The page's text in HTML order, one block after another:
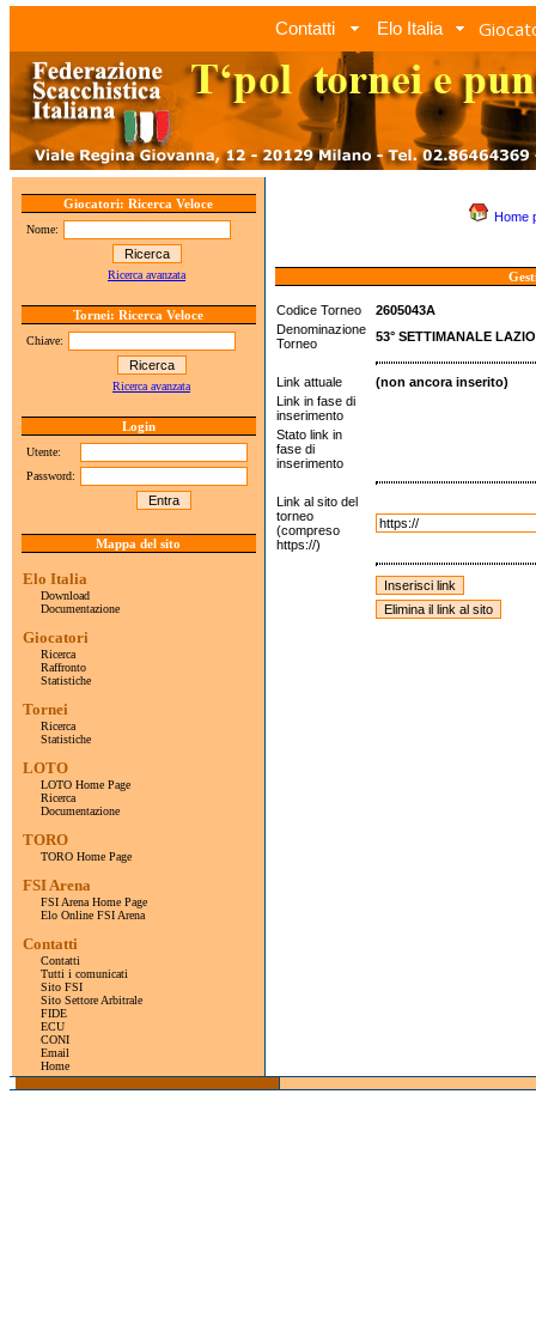
Contatti Elo Italia
Giocatori: Ricerca Veloce
Nome:
Ricerca avanzata
Tornei: Ricerca Veloce
Chiave:
Ricerca avanzata
Login
Utente:
Password:
Mappa del sito
Elo Italia
Download
Documentazione
Giocatori
Ricerca
Raffronto
Statistiche
Tornei
Ricerca
Statistiche
LOTO
LOTO Home Page
Ricerca
Documentazione
TORO
TORO Home Page
FSI Arena
FSI Arena Home Page
Elo Online FSI Arena
Contatti
Contatti
Tutti i comunicati
Sito FSI
Sito Settore Arbitrale
FIDE
ECU
CONI
Email
Home
Home
Codice Torneo
2605043A
Denominazione
Torneo
53° SETTIMANALE
Link attuale
(non ancora inserito)
Link in fase di
inserimento
Stato link in
fase di
inserimento
Link al sito del
torneo
(compreso
https://)